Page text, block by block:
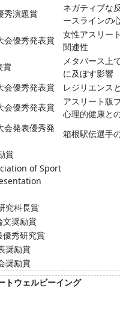
秀演題賞
ネガティブな
ースラインの
会優秀発表賞
女性アスリー
関連性
賞
メタバース上
に及ぼす影響
会優秀発表賞
レジリエンス
会優秀発表賞
アスリート版
⼼理的健康と
会発表優秀発
箱根駅伝選手
賞
of Sport
究科長賞
奨励賞
秀研究賞
奨励賞
奨励賞
トウェルビーイング